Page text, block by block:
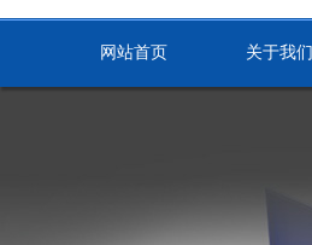
网站首页 关于我们